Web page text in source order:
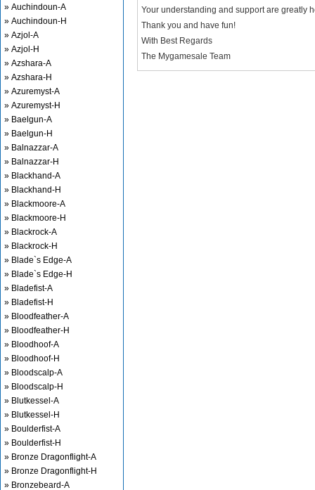
» Auchindoun-A
» Auchindoun-H
» Azjol-A
» Azjol-H
» Azshara-A
» Azshara-H
» Azuremyst-A
» Azuremyst-H
» Baelgun-A
» Baelgun-H
» Balnazzar-A
» Balnazzar-H
» Blackhand-A
» Blackhand-H
» Blackmoore-A
» Blackmoore-H
» Blackrock-A
» Blackrock-H
» Blade`s Edge-A
» Blade`s Edge-H
» Bladefist-A
» Bladefist-H
» Bloodfeather-A
» Bloodfeather-H
» Bloodhoof-A
» Bloodhoof-H
» Bloodscalp-A
» Bloodscalp-H
» Blutkessel-A
» Blutkessel-H
» Boulderfist-A
» Boulderfist-H
» Bronze Dragonflight-A
» Bronze Dragonflight-H
» Bronzebeard-A
Your understanding and support are greatly
Thank you and have fun!
With Best Regards
The Mygamesale Team